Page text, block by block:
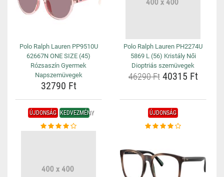
Polo Ralph Lauren PP9510U
62667N ONE SIZE (45)
Rózsaszín Gyermek
Napszemüvegek
32790 Ft
Polo Ralph Lauren PH2274U
5869 L (56) Kristály Női
Dioptriás szemüvegek
46290 Ft40315 Ft
ÚJDONSÁG KEDVEZMÉNY ÚJDONSÁG